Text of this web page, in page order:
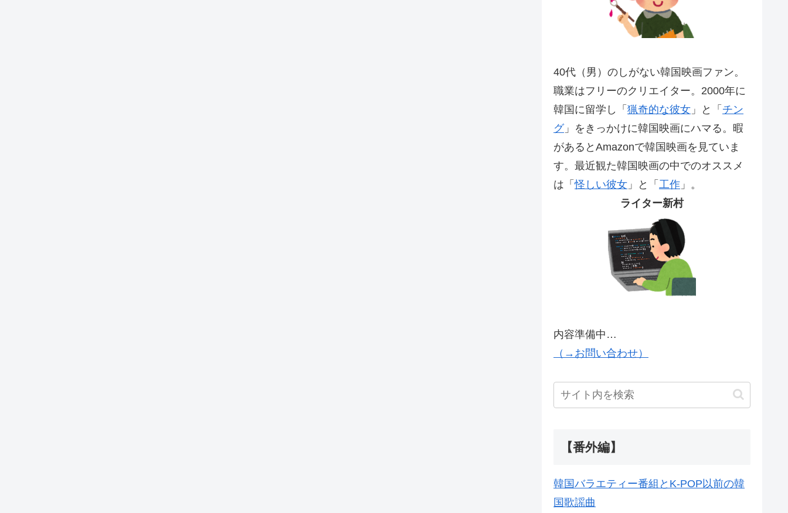
40代（男）のしがない韓国映画ファン。
職業はフリーのクリエイター。2000年に
韓国に留学し「 猟奇的な彼女 」と「 チン
グ」をきっかけに韓国映画にハマる。暇
があるとAmazonで韓国映画を見ていま
す。最近観た韓国映画の中でのオススメ
は「怪しい彼女 」と「 工作 」。
ライター新村
内容準備中…
（→お問い合わせ）
【番外編】
韓国バラエティー番組とK-POP以前の韓
国歌謡曲